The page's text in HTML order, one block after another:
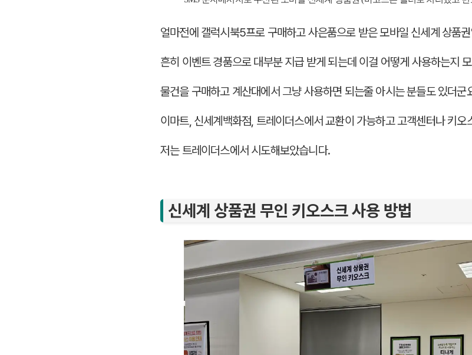
얼마전에 갤럭시북5프로 구매하고 사은품으로 받은 모바일 신세계 상품
흔히 이벤트 경품으로 대부분 지급 받게 되는데 이걸 어떻게 사용하는지
물건을 구매하고 계산대에서 그냥 사용하면 되는줄 아시는 분들도 있더군
이마트, 신세계백화점, 트레이더스에서 교환이 가능하고 고객센터나 키오
저는 트레이더스에서 시도해보았습니다.
신세계 상품권 무인 키오스크 사용 방법